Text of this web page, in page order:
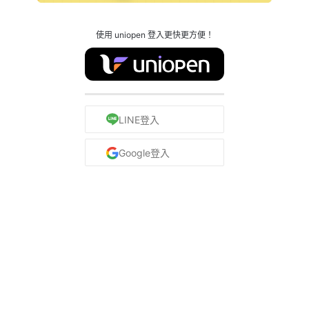
使用 uniopen 登入更快更方便！
LINE登入
Google登入